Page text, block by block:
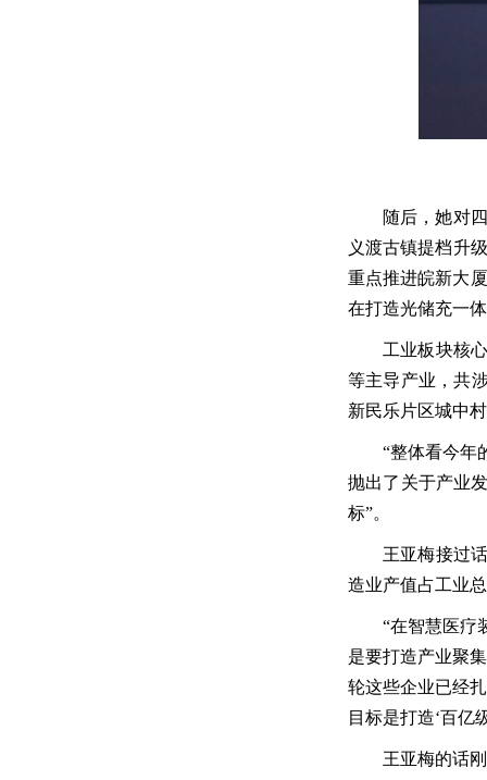
随后，她对
义渡古镇提档升
重点推进皖新大
在打造光储充一
工业板块核
等主导产业，共
新民乐片区城中
“整体看今年
抛出了关于产业
标”。
王亚梅接过
造业产值占工业
“在智慧医疗
是要打造产业聚
轮这些企业已经
目标是打造‘百亿
王亚梅的话